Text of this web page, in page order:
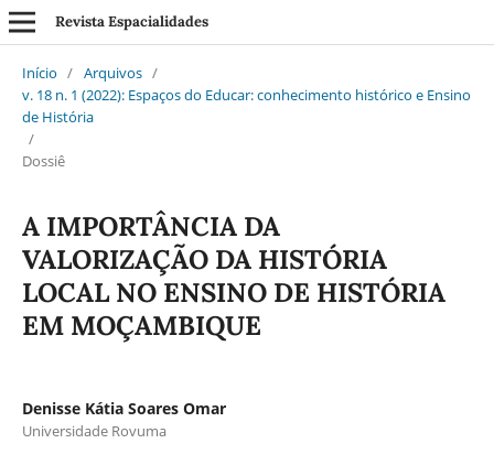
Revista Espacialidades
Início / Arquivos /
v. 18 n. 1 (2022): Espaços do Educar: conhecimento histórico e Ensino
de História
/
Dossiê
A IMPORTÂNCIA DA
VALORIZAÇÃO DA HISTÓRIA
LOCAL NO ENSINO DE HISTÓRIA
EM MOÇAMBIQUE
Denisse Kátia Soares Omar
Universidade Rovuma